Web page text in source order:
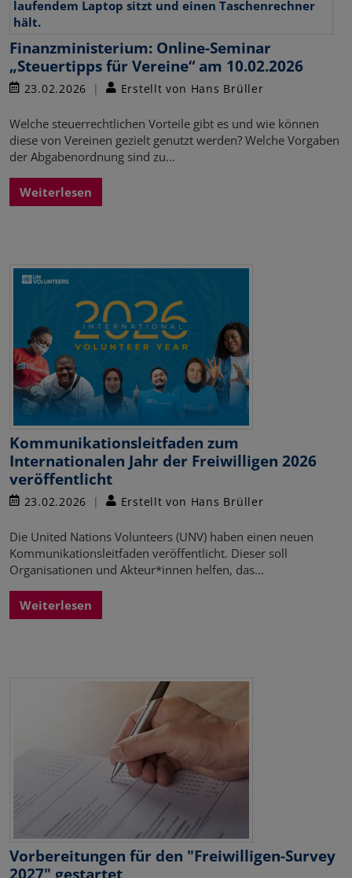
Finanzministerium: Online-Seminar
„Steuertipps für Vereine“ am 10.02.2026
23.02.2026 Erstellt von Hans Brüller
Welche steuerrechtlichen Vorteile gibt es und wie können
diese von Vereinen gezielt genutzt werden? Welche Vorgaben
der Abgabenordnung sind zu…
Weiterlesen
Kommunikationsleitfaden zum
Internationalen Jahr der Freiwilligen 2026
veröffentlicht
23.02.2026 Erstellt von Hans Brüller
Die United Nations Volunteers (UNV) haben einen neuen
Kommunikationsleitfaden veröffentlicht. Dieser soll
Organisationen und Akteur*innen helfen, das…
Weiterlesen
Vorbereitungen für den "Freiwilligen-Survey
2027" gestartet